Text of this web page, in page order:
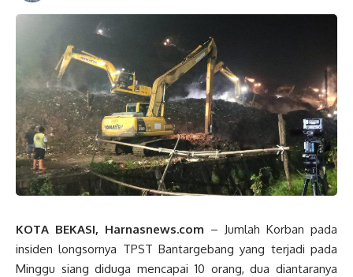
KOTA BEKASI, Harnasnews.com – Jumlah Korban pada
insiden longsornya TPST Bantargebang yang terjadi pada
Minggu siang diduga mencapai 10 orang, dua diantaranya